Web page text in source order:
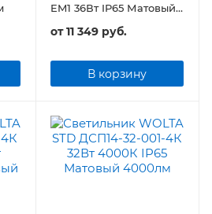
EM1 36Вт IP65 Матовый
от11 349 руб.
В корзину